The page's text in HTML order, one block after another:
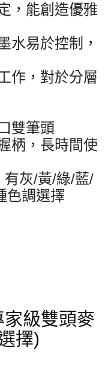
，能創造優雅
水易於控制，
作，對於分層
雙筆頭
柄，長時間使
有灰/黃/綠/藍/
色調選擇
家級雙頭麥
擇)